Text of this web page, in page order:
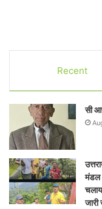
Recent
सी
मंडल
जारी